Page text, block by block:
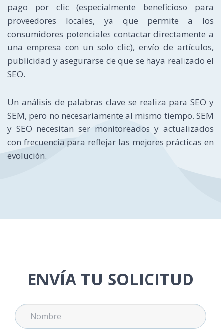
pago por clic (especialmente beneficioso para
proveedores locales, ya que permite a los
consumidores potenciales contactar directamente a
una empresa con un solo clic), envío de artículos,
publicidad y asegurarse de que se haya realizado el
SEO.
Un análisis de palabras clave se realiza para SEO y
SEM, pero no necesariamente al mismo tiempo. SEM
y SEO necesitan ser monitoreados y actualizados
con frecuencia para reflejar las mejores prácticas en
evolución.
ENVÍA TU SOLICITUD